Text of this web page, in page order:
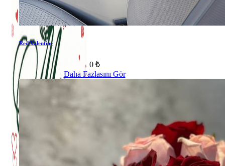
Red Valentine
0 ₺
Daha Fazlasını Gör